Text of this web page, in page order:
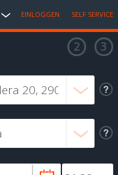
EINLOGGEN SELF SERVICE